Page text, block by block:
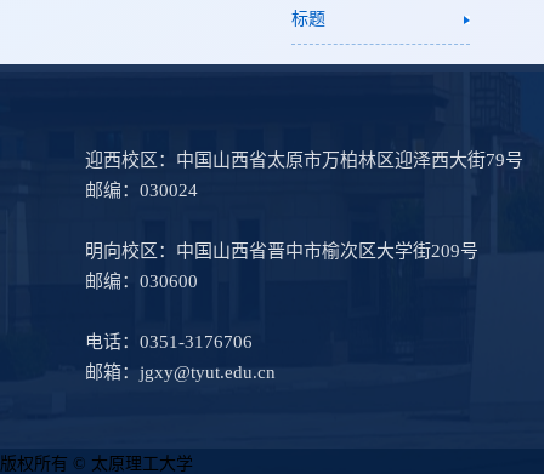
标题
迎西校区：中国山西省太原市万柏林区迎泽西大街79号
邮编：030024
明向校区：中国山西省晋中市榆次区大学街209号
邮编：030600
电话：0351-3176706
邮箱：jgxy@tyut.edu.cn
版权所有 © 太原理工大学